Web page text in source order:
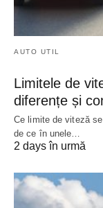
AUTO UTIL
Limitele de
diferențe și
Ce limite de viteză
de ce în unele…
2 days în urmă